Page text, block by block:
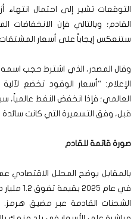
التوقعات تشير إلى احتمال
القادم؛ وبالتالي فإن
ستنعكس إيجاباً على أسعار المشتقات
وقال المصدر، الذي اشترط حجب
الإعلام: “أسعار الوقود تخضع
العالمي؛ فإذا انخفض النفط عالمياً،
قبل، وفق التسعيرة التي كانت سائدة في حدود 17.3 ألف
صورة قاتمة للقادم
بالمقابل يوضح المحلل الاقتصادي
الشحنات القادمة عبر مضيق هرمز.